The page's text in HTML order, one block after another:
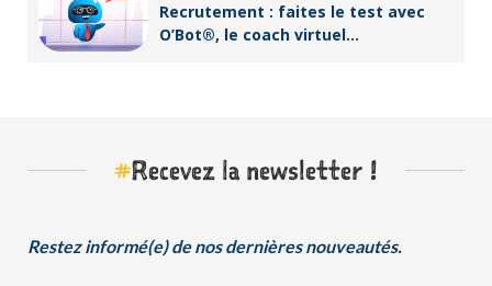
Recrutement : faites le test avec
O’Bot®, le coach virtuel
#Recevez la newsletter !
Restez informé(e) de nos dernières nouveautés.